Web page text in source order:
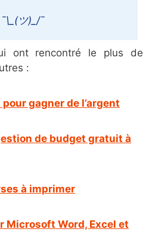
ツ)_/¯
ont rencontré le plus de
:
gagner de l’argent
de budget gratuit à
à imprimer
Microsoft Word, Excel et